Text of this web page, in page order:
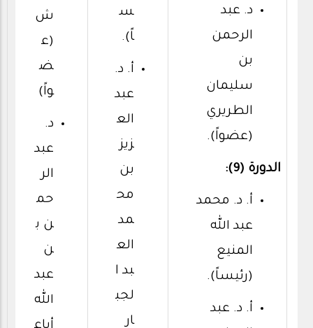
د. عبد
الرحمن
بن
سليمان
الطريري
(عضواً).
الدورة (9):
أ. د. محمد
عبد الله
المنيع
(رئيساً).
أ. د. عبد
س
اً).
أ. د.
عبد
الع
زيز
بن
مح
مد
الع
بد ا
لجب
ار
ش
(ع
ض
واً)
د.
عبد
الر
حم
ن ب
ن
عبد
الله